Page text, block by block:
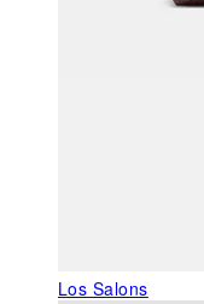
Los Salons